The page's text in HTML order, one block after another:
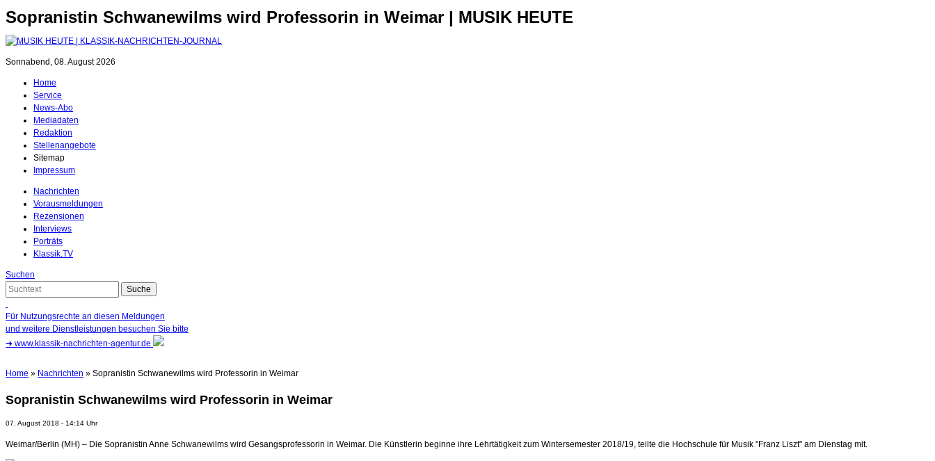
Sopranistin Schwanewilms wird Professorin in Weimar | MUSIK HEUTE
Sonnabend, 08. August 2026
Home
Service
News-Abo
Mediadaten
Redaktion
Stellenangebote
Sitemap
Impressum
Nachrichten
Vorausmeldungen
Rezensionen
Interviews
Porträts
Klassik.TV
Suchen
Für Nutzungsrechte an diesen Meldungen
und weitere Dienstleistungen besuchen Sie bitte
➜ www.klassik-nachrichten-agentur.de
Home » Nachrichten » Sopranistin Schwanewilms wird Professorin in Weimar
Sopranistin Schwanewilms wird Professorin in Weimar
07. August 2018 - 14:14 Uhr
Weimar/Berlin (MH) – Die Sopranistin Anne Schwanewilms wird Gesangsprofessorin in Weimar. Die Künstlerin beginne ihre Lehrtätigkeit zum Wintersemester 2018/19, teilte die Hochschule für Musik "Franz Liszt" am Dienstag mit.